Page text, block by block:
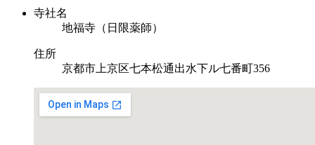
寺社名
地福寺（日限薬師）
住所
京都市上京区七本松通出水下ル七番町356